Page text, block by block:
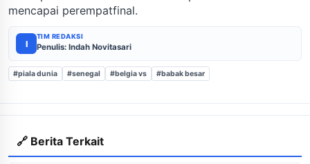
mencapai perempatfinal.
I
TIM REDAKSI
Penulis: Indah Novitasari
#piala dunia #senegal #belgia vs #babak besar
🔗 Berita Terkait